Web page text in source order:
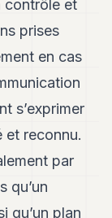
contrôle et
prises
en cas
s’exprimer
et reconnu.
par
qu’un
qu’un plan